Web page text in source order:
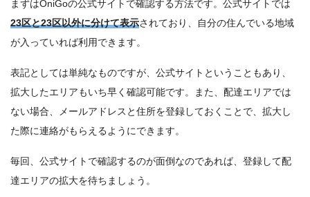
まずはOniGoの公式サイトで確認する方法です。公式サイトでは
23区と23区以外に分けて表示されており、自分の住んでいる地域
が入っていれば利用できます。
表記としては単純なものですが、公式サイトということもあり、
拡大したエリアもいち早く確認可能です。また、配達エリアでは
ない場合、メールアドレスと住所を登録しておくことで、拡大し
た際に連絡がもらえるようにできます。
毎回、公式サイトで確認するのが面倒なのであれば、登録して配
達エリアの拡大を待ちましょう。